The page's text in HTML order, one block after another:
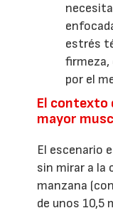
estrés
firmeza,
por el
El contexto
mayor
El escenario
sin mirar a la
manzana
de unos 10,5